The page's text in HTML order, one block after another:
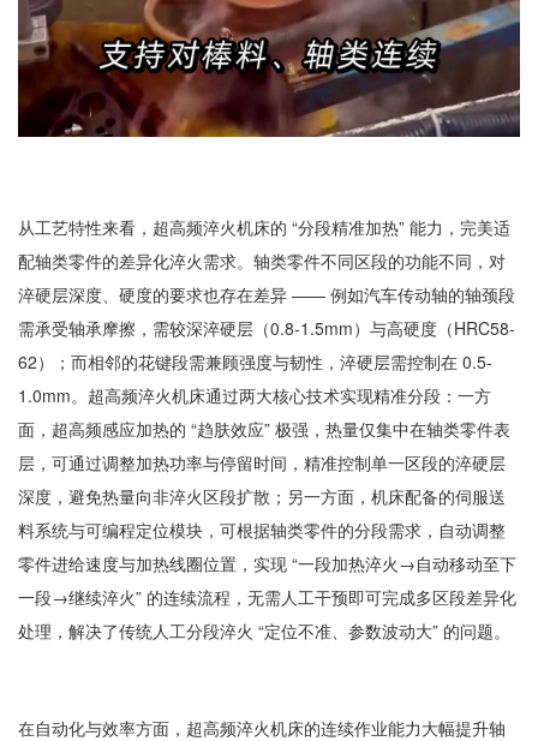
从工艺特性来看，超高频淬火机床的 “分段精准加热” 能力，完美适
配轴类零件的差异化淬火需求。轴类零件不同区段的功能不同，对
淬硬层深度、硬度的要求也存在差异 —— 例如汽车传动轴的轴颈段
需承受轴承摩擦，需较深淬硬层（0.8-1.5mm）与高硬度（HRC58-
62）；而相邻的花键段需兼顾强度与韧性，淬硬层需控制在 0.5-
1.0mm。超高频淬火机床通过两大核心技术实现精准分段：一方
面，超高频感应加热的 “趋肤效应” 极强，热量仅集中在轴类零件表
层，可通过调整加热功率与停留时间，精准控制单一区段的淬硬层
深度，避免热量向非淬火区段扩散；另一方面，机床配备的伺服送
料系统与可编程定位模块，可根据轴类零件的分段需求，自动调整
零件进给速度与加热线圈位置，实现 “一段加热淬火→自动移动至下
一段→继续淬火” 的连续流程，无需人工干预即可完成多区段差异化
处理，解决了传统人工分段淬火 “定位不准、参数波动大” 的问题。
在自动化与效率方面，超高频淬火机床的连续作业能力大幅提升轴